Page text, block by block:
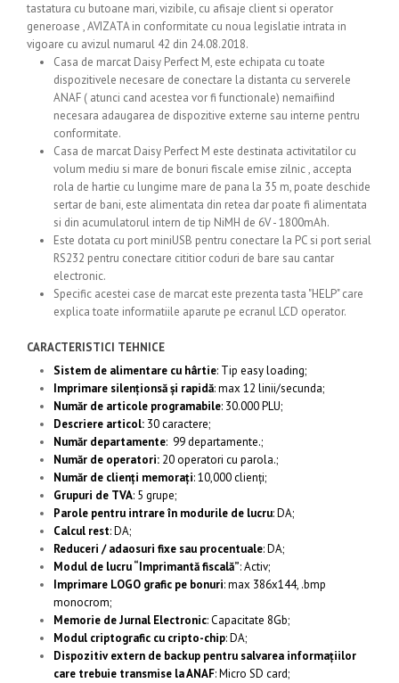
tastatura cu butoane mari, vizibile, cu afisaje client si operator
generoase , AVIZATA in conformitate cu noua legislatie intrata in
vigoare cu avizul numarul 42 din 24.08.2018.
Casa de marcat Daisy Perfect M, este echipata cu toate
dispozitivele necesare de conectare la distanta cu serverele
ANAF ( atunci cand acestea vor fi functionale) nemaifiind
necesara adaugarea de dispozitive externe sau interne pentru
conformitate.
Casa de marcat Daisy Perfect M este destinata activitatilor cu
volum mediu si mare de bonuri fiscale emise zilnic , accepta
rola de hartie cu lungime mare de pana la 35 m, poate deschide
sertar de bani, este alimentata din retea dar poate fi alimentata
si din acumulatorul intern de tip NiMH de 6V - 1800mAh.
Este dotata cu port miniUSB pentru conectare la PC si port serial
RS232 pentru conectare cititior coduri de bare sau cantar
electronic.
Specific acestei case de marcat este prezenta tasta "HELP" care
explica toate informatiile aparute pe ecranul LCD operator.
CARACTERISTICI TEHNICE
Sistem de alimentare cu hârtie: Tip easy loading;
Imprimare silenționsă și rapidă: max 12 linii/secunda;
Număr de articole programabile: 30.000 PLU;
Descriere articol: 30 caractere;
Număr departamente: 99 departamente.;
Număr de operatori: 20 operatori cu parola.;
Număr de clienți memorați: 10,000 clienți;
Grupuri de TVA: 5 grupe;
Parole pentru intrare în modurile de lucru: DA;
Calcul rest: DA;
Reduceri / adaosuri fixe sau procentuale: DA;
Modul de lucru “Imprimantă fiscală”: Activ;
Imprimare LOGO grafic pe bonuri: max 386x144, .bmp
monocrom;
Memorie de Jurnal Electronic: Capacitate 8Gb;
Modul criptografic cu cripto-chip: DA;
Dispozitiv extern de backup pentru salvarea informațiilor
care trebuie transmise la ANAF: Micro SD card;